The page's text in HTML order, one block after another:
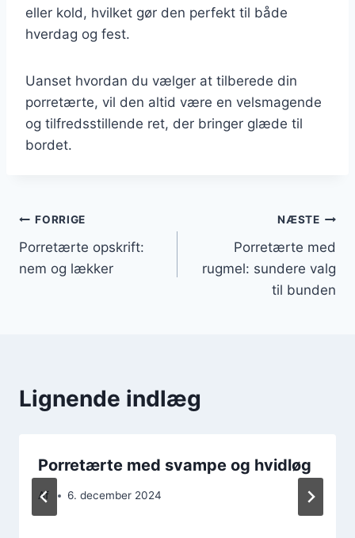
eller kold, hvilket gør den perfekt til både
hverdag og fest.
Uanset hvordan du vælger at tilberede din
porretærte, vil den altid være en velsmagende
og tilfredsstillende ret, der bringer glæde til
bordet.
Indlægsnavigation
FORRIGE
Porretærte opskrift:
nem og lækker
NÆSTE
Porretærte med
rugmel: sundere valg
til bunden
Lignende indlæg
Porretærte med svampe og hvidløg
Af 6. december 2024